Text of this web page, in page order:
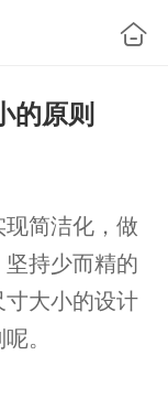
的原则
简洁化，做
持少而精的
寸大小的设计
。